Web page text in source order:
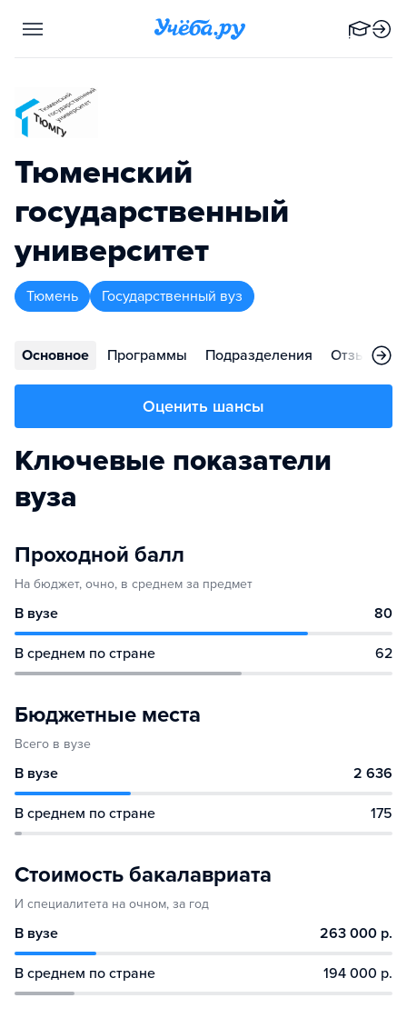
Тюменский
государственный
университет
Тюмень Государственный вуз
Основное Программы Подразделения Отзывы
Оценить шансы
Ключевые показатели
вуза
Проходной балл
На бюджет, очно, в среднем за предмет
В вузе 80
В среднем по стране 62
Бюджетные места
Всего в вузе
В вузе 2 636
В среднем по стране 175
Стоимость бакалавриата
И специалитета на очном, за год
В вузе 263 000 р.
В среднем по стране 194 000 р.